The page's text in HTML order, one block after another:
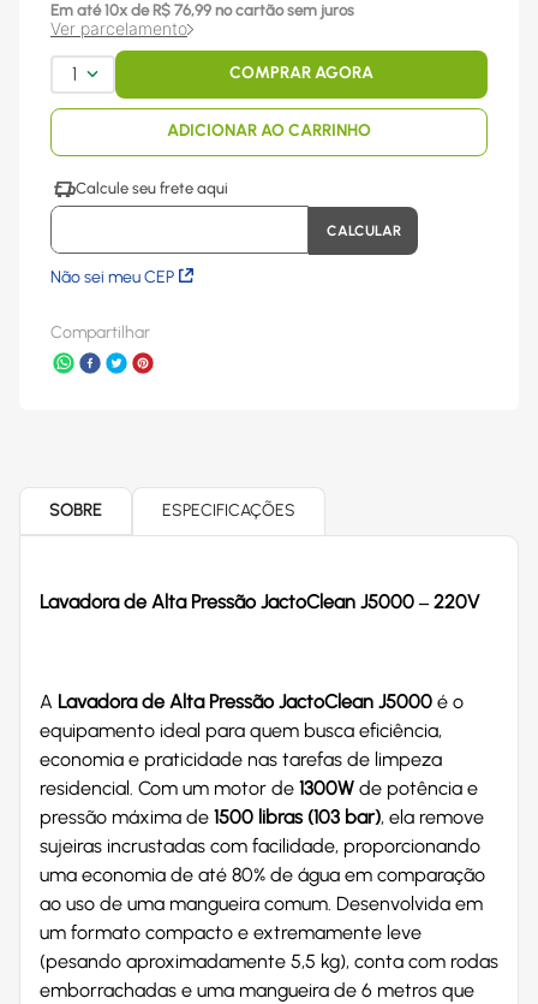
Em até 10x de R$ 76,99 no cartão sem juros
Ver parcelamento
1 COMPRAR AGORA
ADICIONAR AO CARRINHO
Não sei meu CEP
Compartilhar
SOBRE ESPECIFICAÇÕES
Lavadora de Alta Pressão JactoClean J5000 – 220V
A Lavadora de Alta Pressão JactoClean J5000 é o
equipamento ideal para quem busca eficiência,
economia e praticidade nas tarefas de limpeza
residencial. Com um motor de 1300W de potência e
pressão máxima de 1500 libras (103 bar), ela remove
sujeiras incrustadas com facilidade, proporcionando
uma economia de até 80% de água em comparação
ao uso de uma mangueira comum. Desenvolvida em
um formato compacto e extremamente leve
(pesando aproximadamente 5,5 kg), conta com rodas
emborrachadas e uma mangueira de 6 metros que